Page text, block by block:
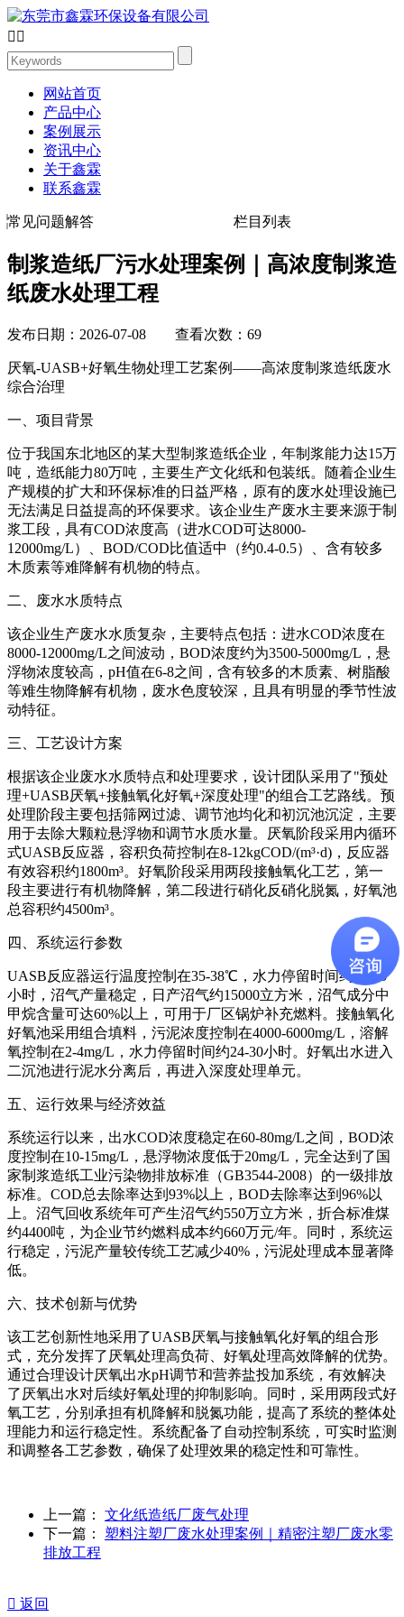
 
网站首页
产品中心
案例展示
资讯中心
关于鑫霖
联系鑫霖
常见问题解答 栏目列表
制浆造纸厂污水处理案例｜高浓度制浆造
纸废水处理工程
发布日期：2026-07-08 查看次数：69
厌氧-UASB+好氧生物处理工艺案例——高浓度制浆造纸废水
综合治理
一、项目背景
位于我国东北地区的某大型制浆造纸企业，年制浆能力达15万
吨，造纸能力80万吨，主要生产文化纸和包装纸。随着企业生
产规模的扩大和环保标准的日益严格，原有的废水处理设施已
无法满足日益提高的环保要求。该企业生产废水主要来源于制
浆工段，具有COD浓度高（进水COD可达8000-
12000mg/L）、BOD/COD比值适中（约0.4-0.5）、含有较多
木质素等难降解有机物的特点。
二、废水水质特点
该企业生产废水水质复杂，主要特点包括：进水COD浓度在
8000-12000mg/L之间波动，BOD浓度约为3500-5000mg/L，悬
浮物浓度较高，pH值在6-8之间，含有较多的木质素、树脂酸
等难生物降解有机物，废水色度较深，且具有明显的季节性波
动特征。
三、工艺设计方案
根据该企业废水水质特点和处理要求，设计团队采用了"预处
理+UASB厌氧+接触氧化好氧+深度处理"的组合工艺路线。预
处理阶段主要包括筛网过滤、调节池均化和初沉池沉淀，主要
用于去除大颗粒悬浮物和调节水质水量。厌氧阶段采用内循环
式UASB反应器，容积负荷控制在8-12kgCOD/(m³·d)，反应器
有效容积约1800m³。好氧阶段采用两段接触氧化工艺，第一
段主要进行有机物降解，第二段进行硝化反硝化脱氮，好氧池
总容积约4500m³。
四、系统运行参数
UASB反应器运行温度控制在35-38℃，水力停留时间约12-15
小时，沼气产量稳定，日产沼气约15000立方米，沼气成分中
甲烷含量可达60%以上，可用于厂区锅炉补充燃料。接触氧化
好氧池采用组合填料，污泥浓度控制在4000-6000mg/L，溶解
氧控制在2-4mg/L，水力停留时间约24-30小时。好氧出水进入
二沉池进行泥水分离后，再进入深度处理单元。
五、运行效果与经济效益
系统运行以来，出水COD浓度稳定在60-80mg/L之间，BOD浓
度控制在10-15mg/L，悬浮物浓度低于20mg/L，完全达到了国
家制浆造纸工业污染物排放标准（GB3544-2008）的一级排放
标准。COD总去除率达到93%以上，BOD去除率达到96%以
上。沼气回收系统年可产生沼气约550万立方米，折合标准煤
约4400吨，为企业节约燃料成本约660万元/年。同时，系统运
行稳定，污泥产量较传统工艺减少40%，污泥处理成本显著降
低。
六、技术创新与优势
该工艺创新性地采用了UASB厌氧与接触氧化好氧的组合形
式，充分发挥了厌氧处理高负荷、好氧处理高效降解的优势。
通过合理设计厌氧出水pH调节和营养盐投加系统，有效解决
了厌氧出水对后续好氧处理的抑制影响。同时，采用两段式好
氧工艺，分别承担有机降解和脱氮功能，提高了系统的整体处
理能力和运行稳定性。系统配备了自动控制系统，可实时监测
和调整各工艺参数，确保了处理效果的稳定性和可靠性。
上一篇： 文化纸造纸厂废气处理
下一篇： 塑料注塑厂废水处理案例｜精密注塑厂废水零
排放工程
 返回